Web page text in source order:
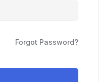
Forgot Password?